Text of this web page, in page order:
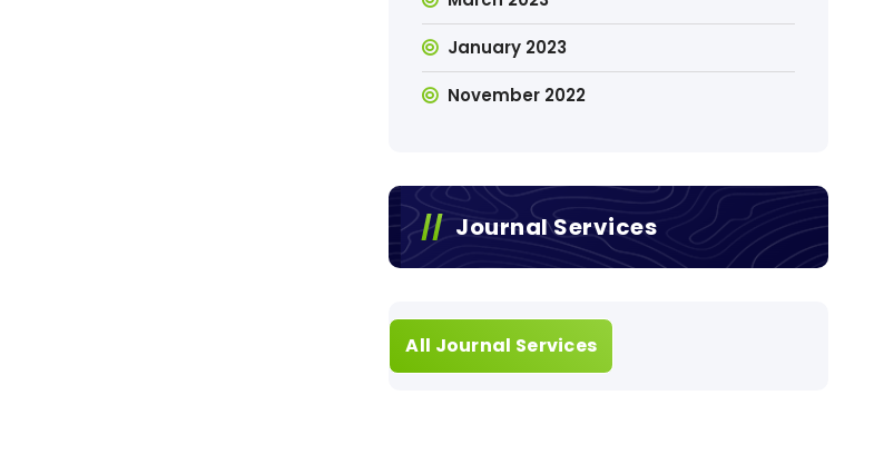
January 2023
November 2022
Journal Services
All Journal Services